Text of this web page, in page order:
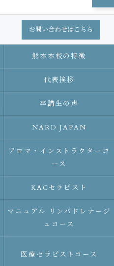
お問い合わせはこちら
熊本本校の特徴
代表挨拶
卒講生の声
NARD JAPAN
アロマ・インストラクターコ
ース
KACセラピスト
マニュアル リンパドレナージ
ュコース
医療セラピストコース